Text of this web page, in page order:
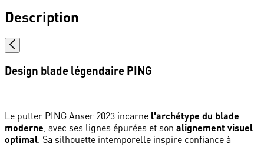
Description
Design blade légendaire PING
Le putter PING Anser 2023 incarne l'archétype du blade
moderne, avec ses lignes épurées et son alignement visuel
optimal. Sa silhouette intemporelle inspire confiance à